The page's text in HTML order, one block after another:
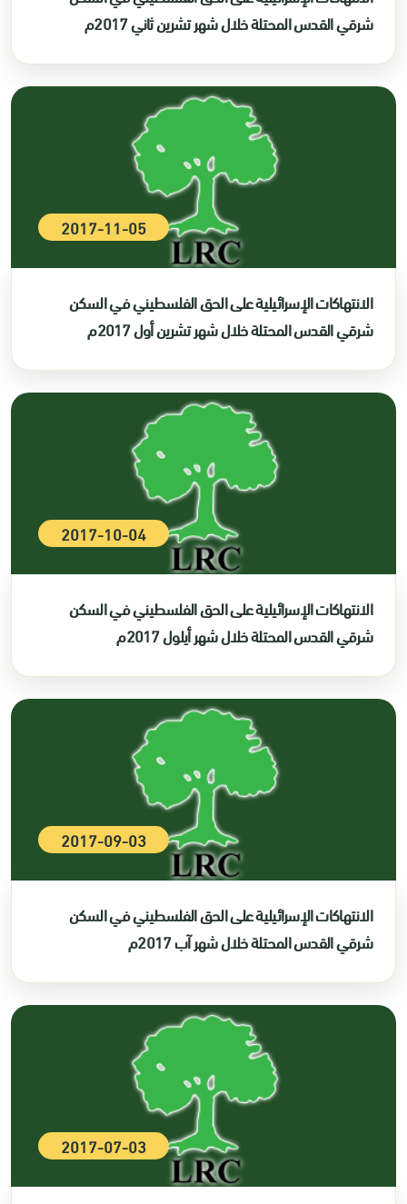
شرقي القدس المحتلة خلال شهر تشرين ثاني 2017م
2017-11-05
الانتهاكات الإسرائيلية على الحق الفلسطيني في السكن
شرقي القدس المحتلة خلال شهر تشرين أول 2017م
2017-10-04
الانتهاكات الإسرائيلية على الحق الفلسطيني في السكن
شرقي القدس المحتلة خلال شهر أيلول 2017م
2017-09-03
الانتهاكات الإسرائيلية على الحق الفلسطيني في السكن
شرقي القدس المحتلة خلال شهر آب 2017م
2017-07-03